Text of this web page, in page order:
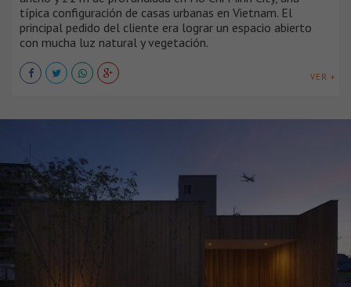
típica configuración de casas urbanas en Vietnam. El
principal pedido del cliente era lograr un espacio abierto
con mucha luz natural y vegetación.
VER +